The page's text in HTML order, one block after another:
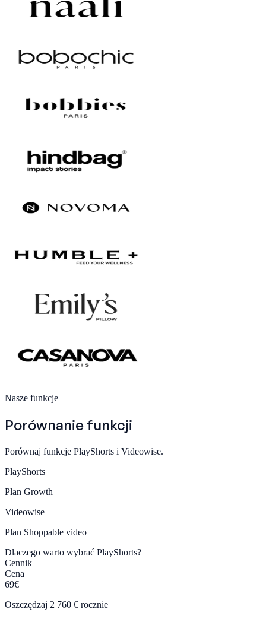
Nasze funkcje
Porównanie funkcji
Porównaj funkcje PlayShorts i Videowise.
PlayShorts
Plan Growth
Videowise
Plan Shoppable video
Dlaczego warto wybrać PlayShorts?
Cennik
Cena
69€
Oszczędzaj 2 760 € rocznie